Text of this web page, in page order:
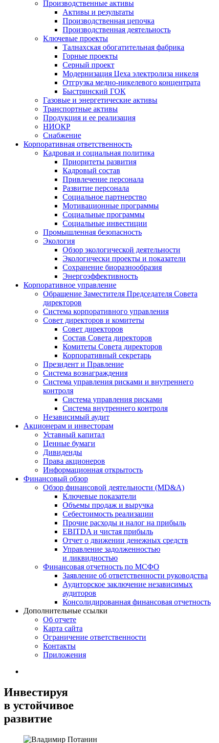
Производственные активы
Активы и результаты
Производственная цепочка
Производственная деятельность
Ключевые проекты
Талнахская обогатительная фабрика
Горные проекты
Серный проект
Модернизация Цеха электролиза никеля
Отгрузка медно-никелевого концентрата
Быстринский ГОК
Газовые и энергетические активы
Транспортные активы
Продукция и ее реализация
НИОКР
Снабжение
Корпоративная ответственность
Кадровая и социальная политика
Приоритеты развития
Кадровый состав
Привлечение персонала
Развитие персонала
Социальное партнерство
Мотивационные программы
Социальные программы
Социальные инвестиции
Промышленная безопасность
Экология
Обзор экологической деятельности
Экологически проекты и показатели
Сохранение биоразнообразия
Энергоэффективность
Корпоративное управление
Обращение Заместителя Председателя Совета
директоров
Система корпоративного управления
Совет директоров и комитеты
Совет директоров
Состав Совета директоров
Комитеты Совета директоров
Корпоративный секретарь
Президент и Правление
Система вознаграждения
Система управления рисками и внутреннего
контроля
Система управления рисками
Система внутреннего контроля
Независимый аудит
Акционерам и инвесторам
Уставный капитал
Ценные бумаги
Дивиденды
Права акционеров
Информационная открытость
Финансовый обзор
Обзор финансовой деятельности (MD&A)
Ключевые показатели
Объемы продаж и выручка
Себестоимость реализации
Прочие расходы и налог на прибыль
EBITDA и чистая прибыль
Отчет о движении денежных средств
Управление задолженностью
и ликвидностью
Финансовая отчетность по МСФО
Заявление об ответственности руководства
Аудиторское заключение независимых
аудиторов
Консолидированная финансовая отчетность
Дополнительные ссылки
Об отчете
Карта сайта
Ограничение ответственности
Контакты
Приложения
Инвестируя
в устойчивое
развитие